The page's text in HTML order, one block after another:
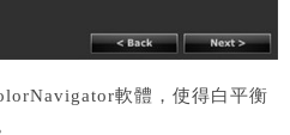
軟體，使得白平衡